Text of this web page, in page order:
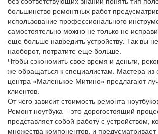
большинство ремонтных работ
использование профессионального
самостоятельно можно не только не
еще больше навредить устройству. Так вы
наоборот, потратите еще больше.
Чтобы сэкономить свое время и деньги,
же обращаться к специалистам. Мастера из
центра «Маленькое Митино» предлагают
клиентов.
От чего зависит стоимость ремонта
Ремонт ноутбука – это дорогостоящий
представляет собой работу с устройством,
множества компонентов, и предусматривает